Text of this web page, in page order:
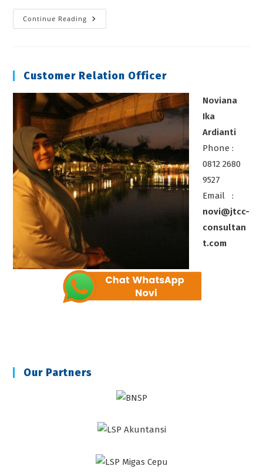
Continue Reading Pelatihan
Ahli
Customer Relation Officer
Noviana
Ika
Ardianti
Phone :
0812 2680
9527
Email :
novi@jtcc-
consultan
t.com
Our Partners